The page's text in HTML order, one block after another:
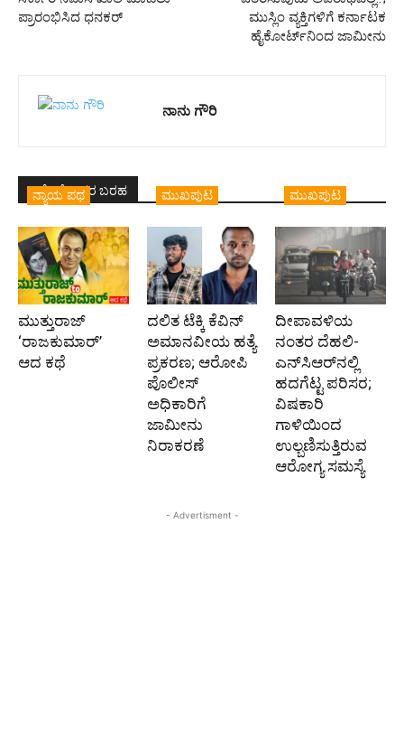
ಪ್ರಾರಂಭಿಸಿದ ಧನಕರ್
ಮುಸ್ಲಿಂ ವ್ಯಕ್ತಿಗಳಿಗೆ ಕರ್ನಾಟಕ
ಹೈಕೋರ್ಟ್‌ನಿಂದ ಜಾಮೀನು
ನಾನು ಗೌರಿ
ಇದೇ ಲೇಖಕರ ಬರಹ
ನ್ಯಾಯ ಪಥ
ಮುತ್ತುರಾಜ್
‘ರಾಜಕುಮಾರ್‍’
ಆದ ಕಥೆ
ಮುಖಪುಟ
ದಲಿತ ಟೆಕ್ಕಿ ಕೆವಿನ್
ಅಮಾನವೀಯ ಹತ್ಯೆ
ಪ್ರಕರಣ; ಆರೋಪಿ
ಪೊಲೀಸ್‌
ಅಧಿಕಾರಿಗೆ
ಜಾಮೀನು
ನಿರಾಕರಣೆ
ಮುಖಪುಟ
ದೀಪಾವಳಿಯ
ನಂತರ ದೆಹಲಿ-
ಎನ್‌ಸಿಆರ್‌ನಲ್ಲಿ
ಹದಗೆಟ್ಟ ಪರಿಸರ;
ವಿಷಕಾರಿ
ಗಾಳಿಯಿಂದ
ಉಲ್ಬಣಿಸುತ್ತಿರುವ
ಆರೋಗ್ಯ ಸಮಸ್ಯೆ
- Advertisment -